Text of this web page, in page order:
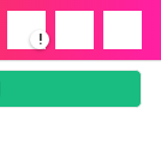
!